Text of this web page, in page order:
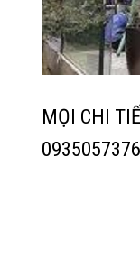
MỌI CHI
0935057376